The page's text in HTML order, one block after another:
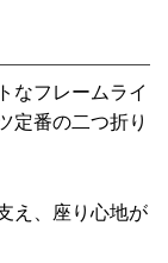
なフレームライ
定番の二つ折り
え、座り心地が